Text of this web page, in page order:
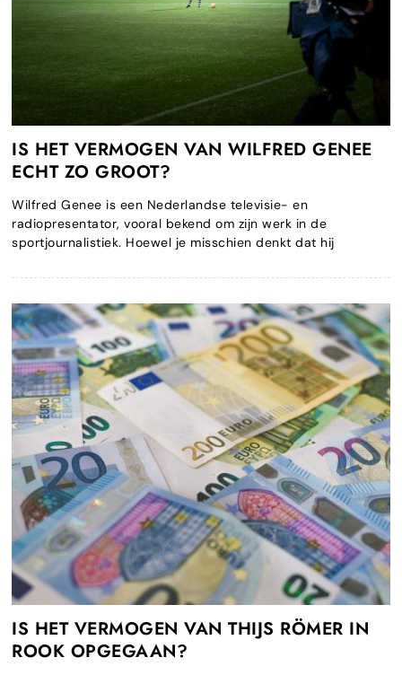
IS HET VERMOGEN VAN WILFRED GENEE
ECHT ZO GROOT?
Wilfred Genee is een Nederlandse televisie- en
radiopresentator, vooral bekend om zijn werk in de
sportjournalistiek. Hoewel je misschien denkt dat hij
IS HET VERMOGEN VAN THIJS RÖMER IN
ROOK OPGEGAAN?